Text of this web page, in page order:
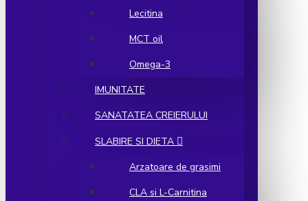
Lecitina
MCT oil
Omega-3
IMUNITATE
SANATATEA CREIERULUI
SLABIRE SI DIETA
Arzatoare de grasimi
CLA si L-Carnitina